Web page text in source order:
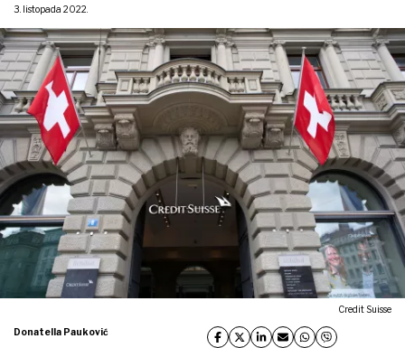
3. listopada 2022.
Credit Suisse
Donatella Pauković